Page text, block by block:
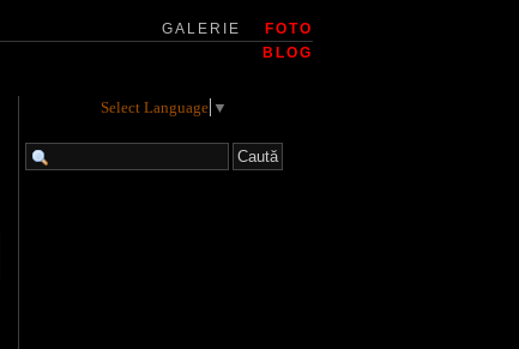
BLOG
GALERIE FOTO
Select Language ▼